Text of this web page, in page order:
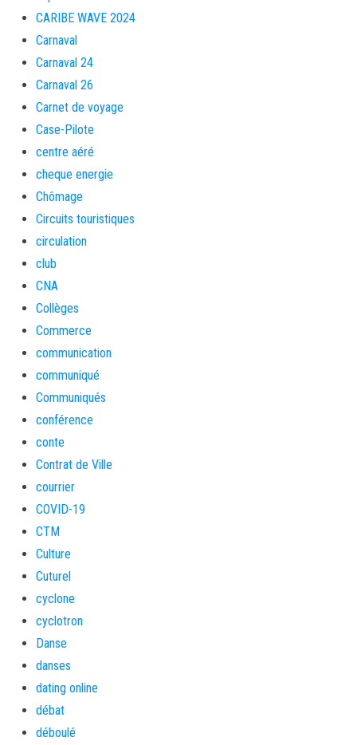
CARIBE WAVE 2024
Carnaval
Carnaval 24
Carnaval 26
Carnet de voyage
Case-Pilote
centre aéré
cheque energie
Chômage
Circuits touristiques
circulation
club
CNA
Collèges
Commerce
communication
communiqué
Communiqués
conférence
conte
Contrat de Ville
courrier
COVID-19
CTM
Culture
Cuturel
cyclone
cyclotron
Danse
danses
dating online
débat
déboulé